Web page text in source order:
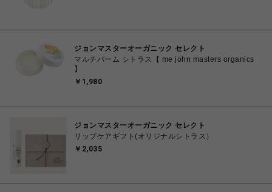
ジョンマスターオーガニック セレクト
マルチバーム シトラス【 me john masters organics
】
￥1,980
ジョンマスターオーガニック セレクト
リップケアギフト(オリジナルシトラス）
￥2,035